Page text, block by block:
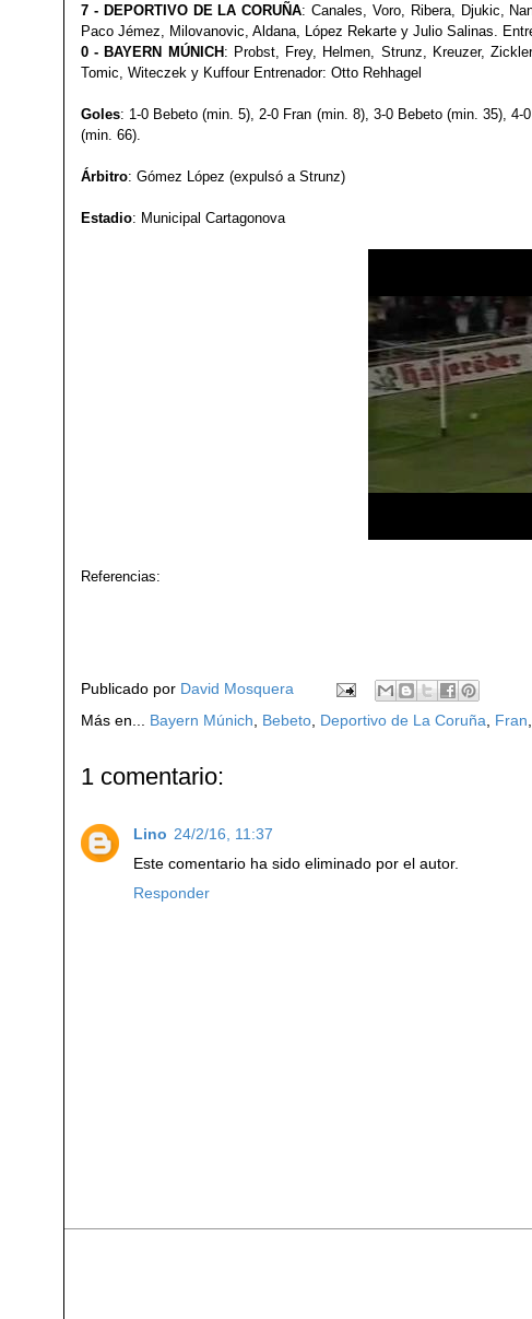
7 - DEPORTIVO DE LA CORUÑA: Canales, Voro, Ribera, Djukic,
Paco Jémez, Milovanovic, Aldana ópez Rekarte y Julio Salinas.
0 - BAYERN MÚNICH : Probst, Frey, Helmen, Strunz, Kreuzer,
Tomic Witeczek y Kuffour Entrenador: Otto Rehhagel
Goles: 1-0 Bebeto (min. 5), 2-0 Fran (min. 8), 3-0 Bebeto (min. 35),
(min. 66).
Árbitro: Gómez López (expulsó a Strunz)
Estadio: Municipal Cartagonova
Referencias:
Publicado por David Mosquera
Más en... Bayern Múnich Bebeto Deportivo de La Coruña Fran
1 comentario:
Lino 24/2/16, 11:37
Este comentario ha sido eliminado por el autor.
Responder